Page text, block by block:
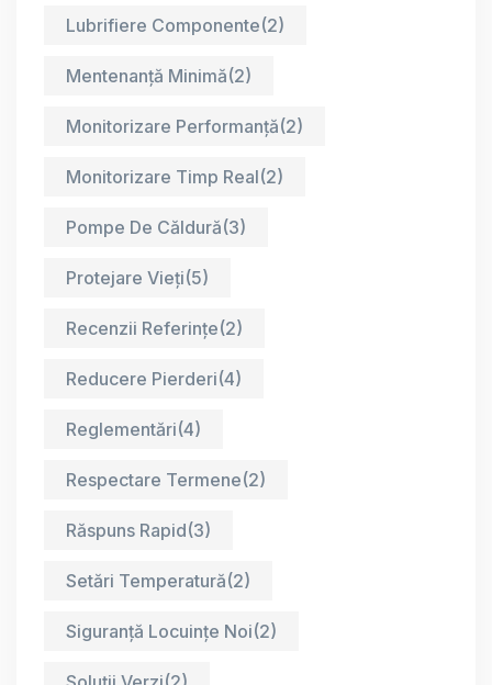
Lubrifiere Componente(2)
Mentenanță Minimă(2)
Monitorizare Performanță(2)
Monitorizare Timp Real(2)
Pompe De Căldură(3)
Protejare Vieți(5)
Recenzii Referințe(2)
Reducere Pierderi(4)
Reglementări(4)
Respectare Termene(2)
Răspuns Rapid(3)
Setări Temperatură(2)
Siguranță Locuințe Noi(2)